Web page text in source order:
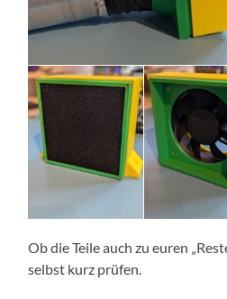
Ob die Teile auch zu euren
selbst kurz prüfen.